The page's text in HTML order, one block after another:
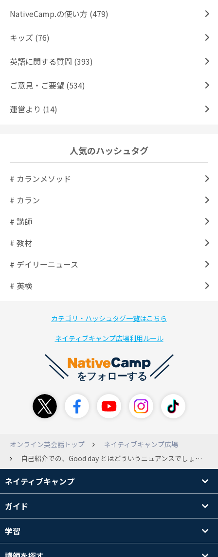
NativeCamp.の使い方 (479)
キッズ (76)
英語に関する質問 (393)
ご意見・ご要望 (534)
運営より (14)
人気のハッシュタグ
# カランメソッド
# カラン
# 講師
# 教材
# デイリーニュース
# 英検
カテゴリ・ハッシュタグ一覧はこちら
ネイティブキャンプ広場利用ルール
オンライン英会話トップ
ネイティブキャンプ広場
自己紹介での、Good day とはどういうニュアンスでしょうか
ネイティブキャンプ
ガイド
学習